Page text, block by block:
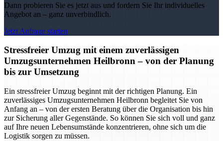
Dann probieren Sie es jetzt aus und fordern Sie Ihr individuelles
Angebot an – ganz unverbindlich.
Jetzt Anfrage starten
Stressfreier Umzug mit einem zuverlässigen
Umzugsunternehmen Heilbronn – von der Planung
bis zur Umsetzung
Ein stressfreier Umzug beginnt mit der richtigen Planung. Ein
zuverlässiges Umzugsunternehmen Heilbronn begleitet Sie von
Anfang an – von der ersten Beratung über die Organisation bis hin
zur Sicherung aller Gegenstände. So können Sie sich voll und ganz
auf Ihre neuen Lebensumstände konzentrieren, ohne sich um die
Logistik sorgen zu müssen.